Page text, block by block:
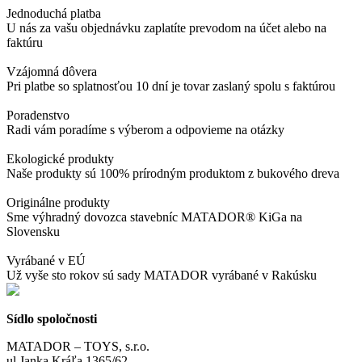
Jednoduchá platba
U nás za vašu objednávku zaplatíte prevodom na účet alebo na
faktúru
Vzájomná dôvera
Pri platbe so splatnosťou 10 dní je tovar zaslaný spolu s faktúrou
Poradenstvo
Radi vám poradíme s výberom a odpovieme na otázky
Ekologické produkty
Naše produkty sú 100% prírodným produktom z bukového dreva
Originálne produkty
Sme výhradný dovozca stavebníc MATADOR® KiGa na
Slovensku
Vyrábané v EÚ
Už vyše sto rokov sú sady MATADOR vyrábané v Rakúsku
Sídlo spoločnosti
MATADOR – TOYS, s.r.o.